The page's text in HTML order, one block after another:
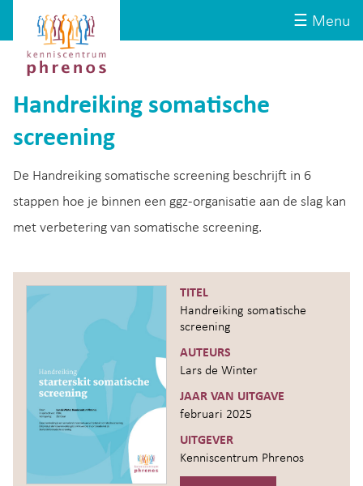
☰ Menu
Kenniscentrum
Phrenos
website
Handreiking somatische
screening
De Handreiking somatische screening beschrijft in 6
stappen hoe je binnen een ggz-organisatie aan de slag kan
met verbetering van somatische screening.
TITEL
Handreiking somatische
screening
AUTEURS
Lars de Winter
JAAR VAN UITGAVE
februari 2025
UITGEVER
Kenniscentrum Phrenos